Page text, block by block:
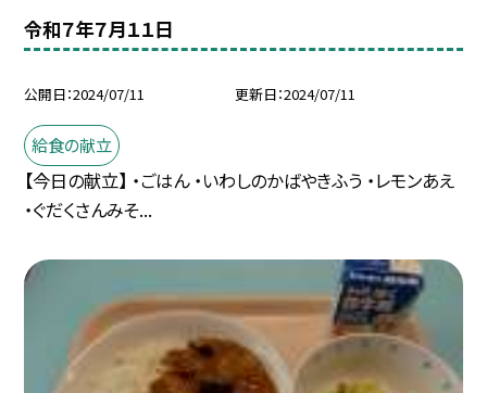
令和７年７月１１日
公開日 2024/07/11 更新日 2024/07/11
給食の献立
【今日の献立】 ・ごはん ・いわしのかばやきふう ・レモンあえ
・ぐだくさんみそ...